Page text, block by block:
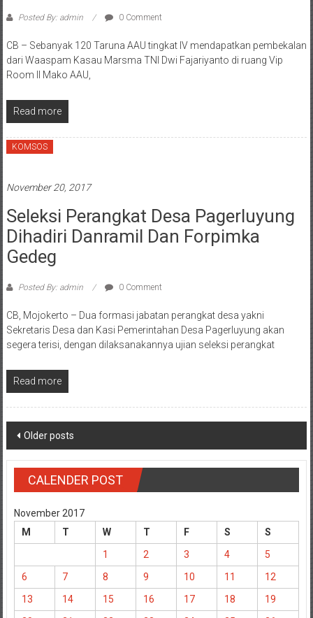
Posted By: admin 0 Comment
CB – Sebanyak 120 Taruna AAU tingkat IV mendapatkan pembekalan
dari Waaspam Kasau Marsma TNI Dwi Fajariyanto di ruang Vip
Room II Mako AAU,
Read more
KOMSOS
November 20, 2017
Seleksi Perangkat Desa Pagerluyung
Dihadiri Danramil Dan Forpimka
Gedeg
Posted By: admin 0 Comment
CB, Mojokerto – Dua formasi jabatan perangkat desa yakni
Sekretaris Desa dan Kasi Pemerintahan Desa Pagerluyung akan
segera terisi, dengan dilaksanakannya ujian seleksi perangkat
Read more
Posts
navigation
Older posts
CALENDER POST
November 2017
M
T W T F S
S
1
2 3 4
5
6
7 8 9 10 11
12
13
14 15 16 17 18
19